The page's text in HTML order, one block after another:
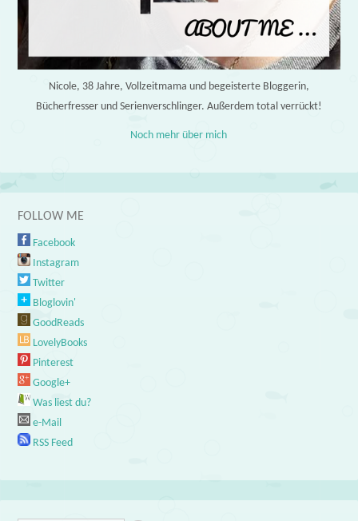
Nicole, 38 Jahre, Vollzeitmama und begeisterte Bloggerin,
Bücherfresser und Serienverschlinger. Außerdem total verrückt!
Noch mehr über mich
FOLLOW ME
Facebook
Instagram
Twitter
Bloglovin'
GoodReads
LovelyBooks
Pinterest
Google+
Was liest du?
e-Mail
RSS Feed